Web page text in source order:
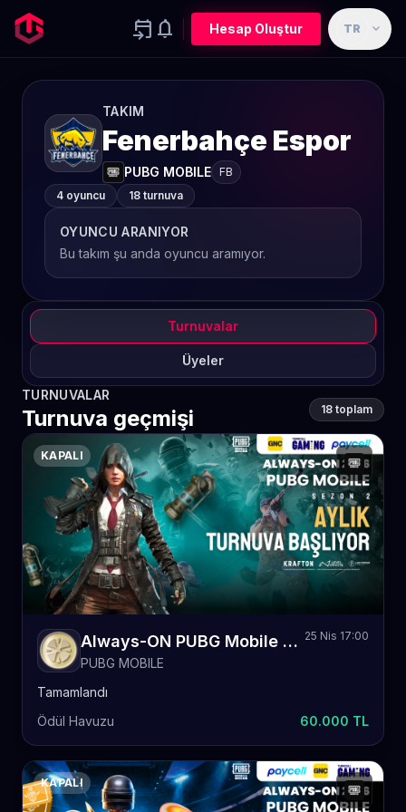
event_upcoming notifications Hesap Oluştur TR expand_more
TAKIM
Fenerbahçe Espor
PUBG MOBILE FB
4 oyuncu
18 turnuva
OYUNCU ARANIYOR
Bu takım şu anda oyuncu aramıyor.
Turnuvalar
Üyeler
TURNUVALAR
Turnuva geçmişi 18 toplam
KAPALI
Always-ON PUBG Mobile 2026 Sezon 2 Aylık
PUBG MOBILE
25 Nis 17:00
Tamamlandı
Ödül Havuzu
60.000 TL
KAPALI